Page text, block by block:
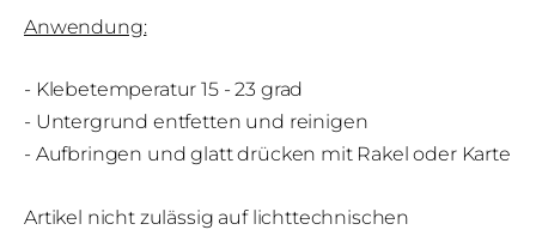
Anwendung:
- Klebetemperatur 15 - 23 grad
- Untergrund entfetten und reinigen
- Aufbringen und glatt drücken mit Rakel oder Karte
Artikel nicht zulässig auf lichttechnischen